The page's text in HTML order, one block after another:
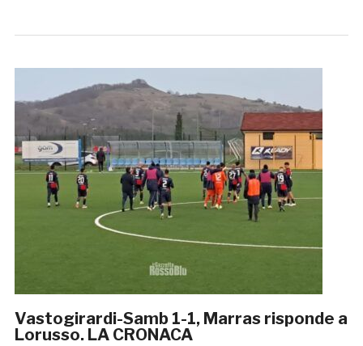
Vastogirardi-Samb 1-1, Marras risponde a
Lorusso. LA CRONACA